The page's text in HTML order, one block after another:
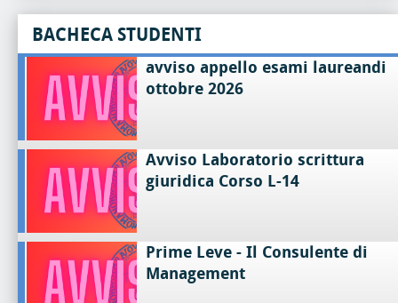
BACHECA STUDENTI
avviso appello esami laureandi
ottobre 2026
Avviso Laboratorio scrittura
giuridica Corso L-14
Prime Leve - Il Consulente di
Management